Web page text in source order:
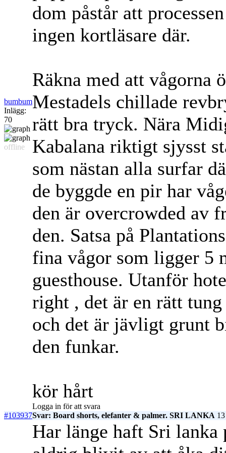
bumbum
Inlägg:
70
offline
dom påstår att
ingen kortläsare där.
Räkna med att vågorna
Mestadels chillade
rätt bra tryck. Nära
Kabalana riktigt sjysst
som nästan alla surfar
de byggde en pir har
den är overcrowded av
den. Satsa på
fina vågor som ligger 5
guesthouse. Utanför
right , det är en rätt
och det är jävligt grunt
den funkar.
kör hårt
Logga in för att svara
#103937Svar: Board shorts, elefanter & palmer. SRI LANKA
Har länge haft Sri